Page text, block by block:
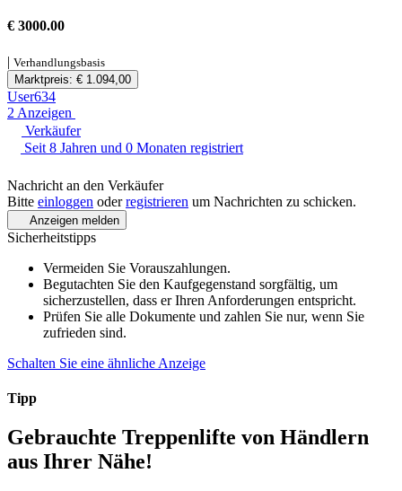
€ 3000.00
| Verhandlungsbasis
Marktpreis: € 1.094,00
User634
2 Anzeigen
Verkäufer
Seit 8 Jahren und 0 Monaten registriert
Nachricht an den Verkäufer
Bitte einloggen oderregistrieren um Nachrichten zu schicken.
Anzeigen melden
Sicherheitstipps
Vermeiden Sie Vorauszahlungen.
Begutachten Sie den Kaufgegenstand sorgfältig, um
sicherzustellen, dass er Ihren Anforderungen entspricht.
Prüfen Sie alle Dokumente und zahlen Sie nur, wenn Sie
zufrieden sind.
Schalten Sie eine ähnliche Anzeige
Tipp
Gebrauchte Treppenlifte von Händlern
aus Ihrer Nähe!